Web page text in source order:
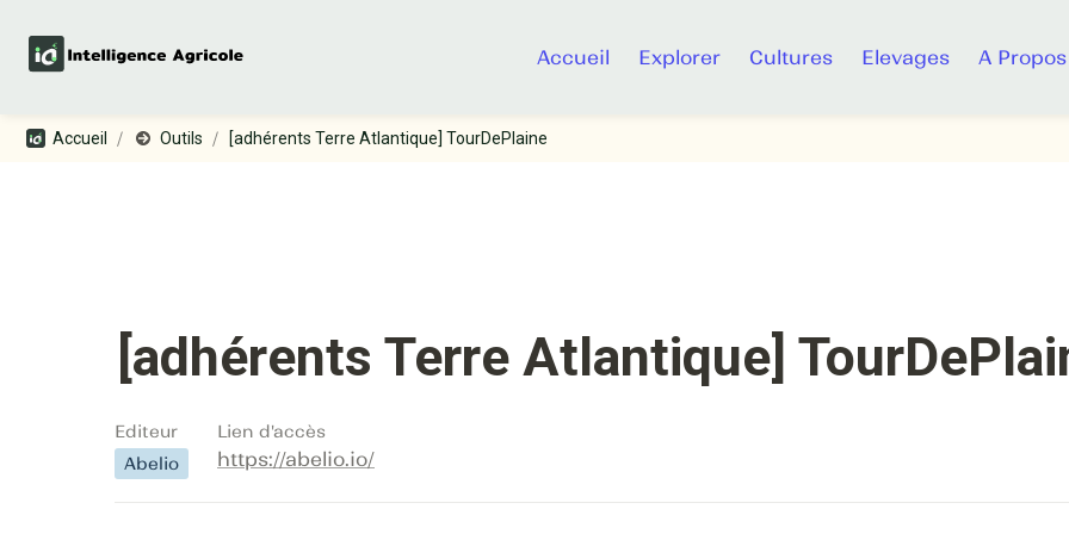
Accueil Explorer Cultures Elevages A Propos
Accueil / Outils / [adhérents Terre Atlantique] TourDePlaine
[adhérents Terre Atlantique]
Editeur
Abelio
Lien d'accès
https://abelio.io/